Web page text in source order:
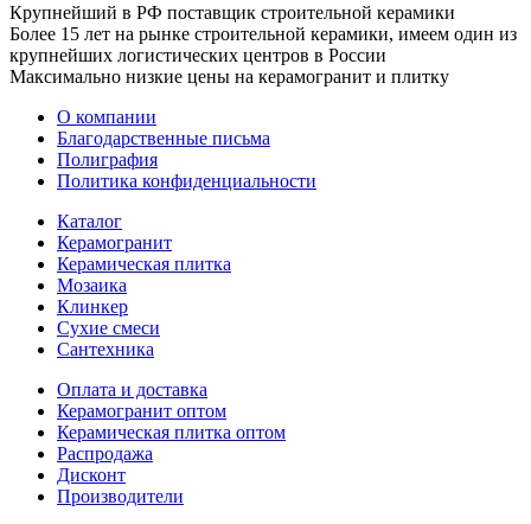
Крупнейший в РФ поставщик строительной керамики
Более 15 лет на рынке строительной керамики, имеем один из
крупнейших логистических центров в России
Максимально низкие цены на керамогранит и плитку
О компании
Благодарственные письма
Полиграфия
Политика конфиденциальности
Каталог
Керамогранит
Керамическая плитка
Мозаика
Клинкер
Сухие смеси
Сантехника
Оплата и доставка
Керамогранит оптом
Керамическая плитка оптом
Распродажа
Дисконт
Производители